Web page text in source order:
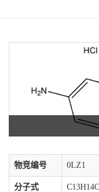
物竞编号 0LZ1
分子式